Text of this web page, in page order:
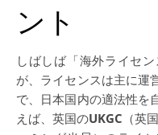
ント
しばしば「海外ライセ
が、ライセンスは主に運
で、日本国内の適法性を
えば、英国のUKGC （英